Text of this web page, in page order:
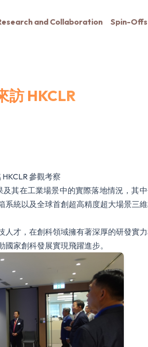
and Collaboration Spin-Offs
訪 HKCLR
參觀考察
其在工業場景中的實際落地情況，其
統以及全球首創超高精度超大場景三
才，在創科領域擁有著深厚的研發實
家創科發展實現飛躍進步。